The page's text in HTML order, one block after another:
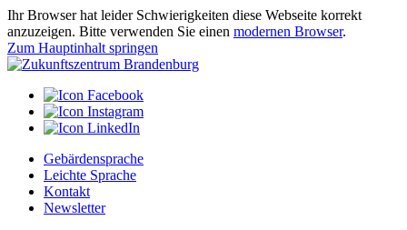
Ihr Browser hat leider Schwierigkeiten diese Webseite korrekt
anzuzeigen. Bitte verwenden Sie einen modernen Browser.
Zum Hauptinhalt springen
Gebärdensprache
Leichte Sprache
Kontakt
Newsletter